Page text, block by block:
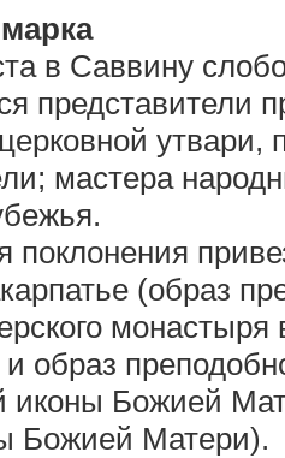
в Саввину
представители
утвари,
мастера
поклонения
(образ
образ
иконы Божией
Божией Матери).